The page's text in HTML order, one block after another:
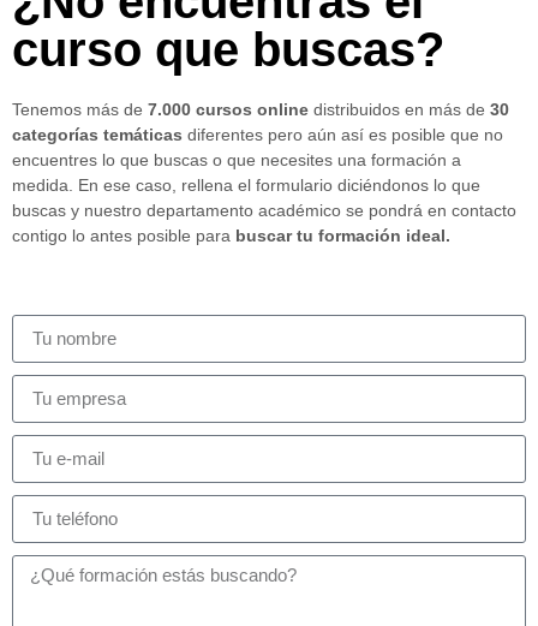
curso que buscas?
Tenemos más de 7.000 cursos online distribuidos en más de 30
categorías temáticas diferentes pero aún así es posible que no
encuentres lo que buscas o que necesites una formación a
medida. En ese caso, rellena el formulario diciéndonos lo que
buscas y nuestro departamento académico se pondrá en contacto
contigo lo antes posible para buscar tu formación ideal.